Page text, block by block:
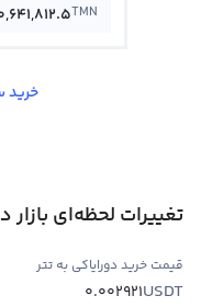
TMN
خرید
تغییرات لحظه‌ای بازار
قیمت خرید دورایاکی به تتر
USDT
0.002921